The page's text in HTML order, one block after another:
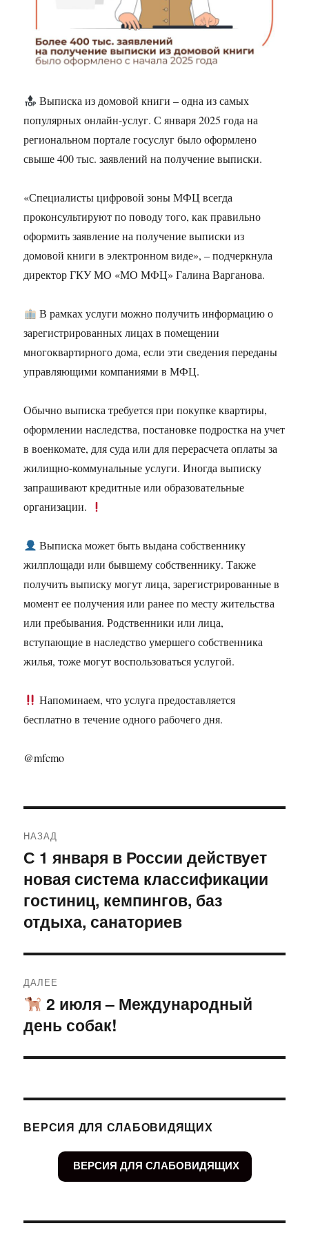
Выписка из домовой книги – одна из самых
популярных онлайн-услуг. С января 2025 года на
региональном портале госуслуг было оформлено
свыше 400 тыс. заявлений на получение выписки.
«Специалисты цифровой зоны МФЦ всегда
проконсультируют по поводу того, как правильно
оформить заявление на получение выписки из
домовой книги в электронном виде», – подчеркнула
директор ГКУ МО «МО МФЦ» Галина Варганова.
В рамках услуги можно получить информацию о
зарегистрированных лицах в помещении
многоквартирного дома, если эти сведения переданы
управляющими компаниями в МФЦ.
Обычно выписка требуется при покупке квартиры,
оформлении наследства, постановке подростка на учет
в военкомате, для суда или для перерасчета оплаты за
жилищно-коммунальные услуги. Иногда выписку
запрашивают кредитные или образовательные
организации.
Выписка может быть выдана собственнику
жилплощади или бывшему собственнику. Также
получить выписку могут лица, зарегистрированные в
момент ее получения или ранее по месту жительства
или пребывания. Родственники или лица,
вступающие в наследство умершего собственника
жилья, тоже могут воспользоваться услугой.
Напоминаем, что услуга предоставляется
бесплатно в течение одного рабочего дня.
@mfcmo
по
записям
НАЗАД
Предыдущая
запись:
С 1 января в России действует
новая система классификации
гостиниц, кемпингов, баз
отдыха, санаториев
ДАЛЕЕ
Следующая
запись:
2 июля – Международный
день собак!
ВЕРСИЯ ДЛЯ СЛАБОВИДЯЩИХ
ВЕРСИЯ ДЛЯ СЛАБОВИДЯЩИХ